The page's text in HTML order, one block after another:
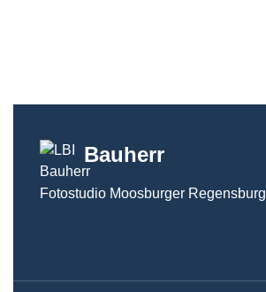
Bauherr
Fotostudio Moosburger Regensburg